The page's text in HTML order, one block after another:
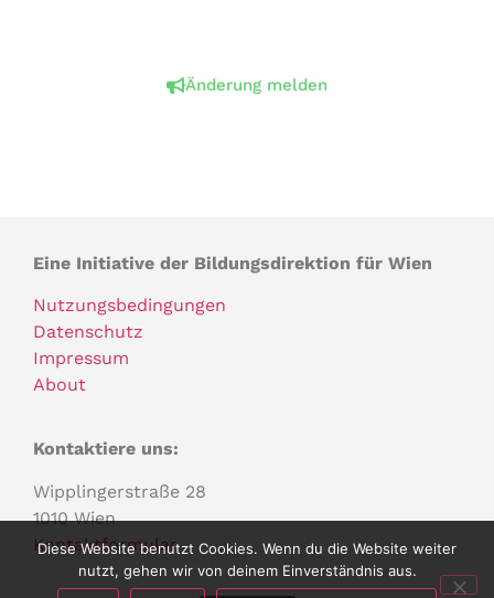
Änderung melden
Eine Initiative der Bildungsdirektion für Wien
Nutzungsbedingungen
Datenschutz
Impressum
About
Kontaktiere uns:
Wipplingerstraße 28
1010 Wien
Kontaktformular
Diese Website benutzt Cookies. Wenn du die Website weiter
nutzt, gehen wir von deinem Einverständnis aus.